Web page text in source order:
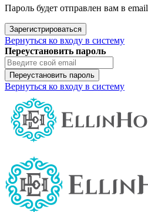
Пароль будет отправлен вам в email
Зарегистрироваться
Вернуться ко входу в систему
Переустановить пароль
Переустановить пароль
Вернуться ко входу в систему